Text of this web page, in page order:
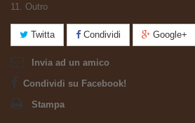
11. Outro
Twitta Condividi Google+
Invia ad un amico
Condividi su Facebook!
Stampa